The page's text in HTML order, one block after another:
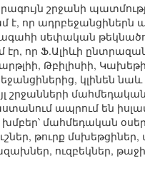
շրջանի
է, որ ադրբեջանցիներն
սեփական
որ Ֆ.Ալիևի
Թբիլիսիի,
կլինեն նաև
շրջանների
ապրում են
խմբեր՝ մահմեդական
թուրք
ուզբեկներ,